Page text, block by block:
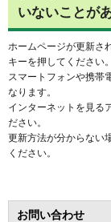
いないことが
ホームページが更新さ
キーを押してください。
スマートフォンや携帯
なります。
インターネットを見る
ださい。
更新方法が分からない
ください。
お問い合わせ